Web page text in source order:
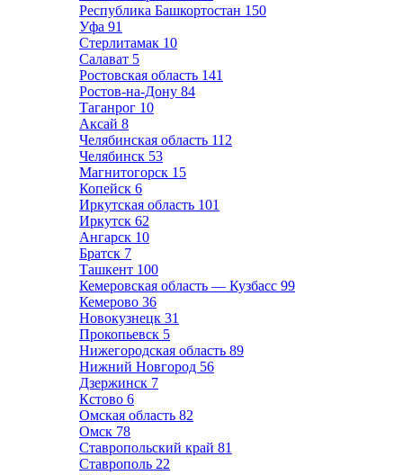
Республика Башкортостан 150
Уфа 91
Стерлитамак 10
Салават 5
Ростовская область 141
Ростов-на-Дону 84
Таганрог 10
Аксай 8
Челябинская область 112
Челябинск 53
Магнитогорск 15
Копейск 6
Иркутская область 101
Иркутск 62
Ангарск 10
Братск 7
Ташкент 100
Кемеровская область — Кузбасс 99
Кемерово 36
Новокузнецк 31
Прокопьевск 5
Нижегородская область 89
Нижний Новгород 56
Дзержинск 7
Кстово 6
Омская область 82
Омск 78
Ставропольский край 81
Ставрополь 22